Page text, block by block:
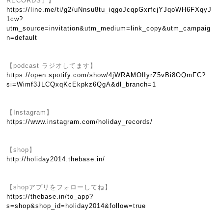
https://line.me/ti/g2/uNnsu8tu_iqgoJcqpGxrfcjYJqoWH6FXqyJ
1cw?
utm_source=invitation&utm_medium=link_copy&utm_campaig
n=default
【podcast ラジオしてます】
https://open.spotify.com/show/4jWRAMOlIyrZ5vBi8OQmFC?
si=Wimf3JLCQxqKcEkpkz6QgA&dl_branch=1
【Instagram】
https://www.instagram.com/holiday_records/
【shop】
http://holiday2014.thebase.in/
【shopアプリをフォローしてね】
https://thebase.in/to_app?
s=shop&shop_id=holiday2014&follow=true